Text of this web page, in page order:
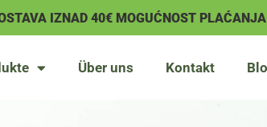
IZNAD 40€ MOGUĆNOST
Über uns Kontakt